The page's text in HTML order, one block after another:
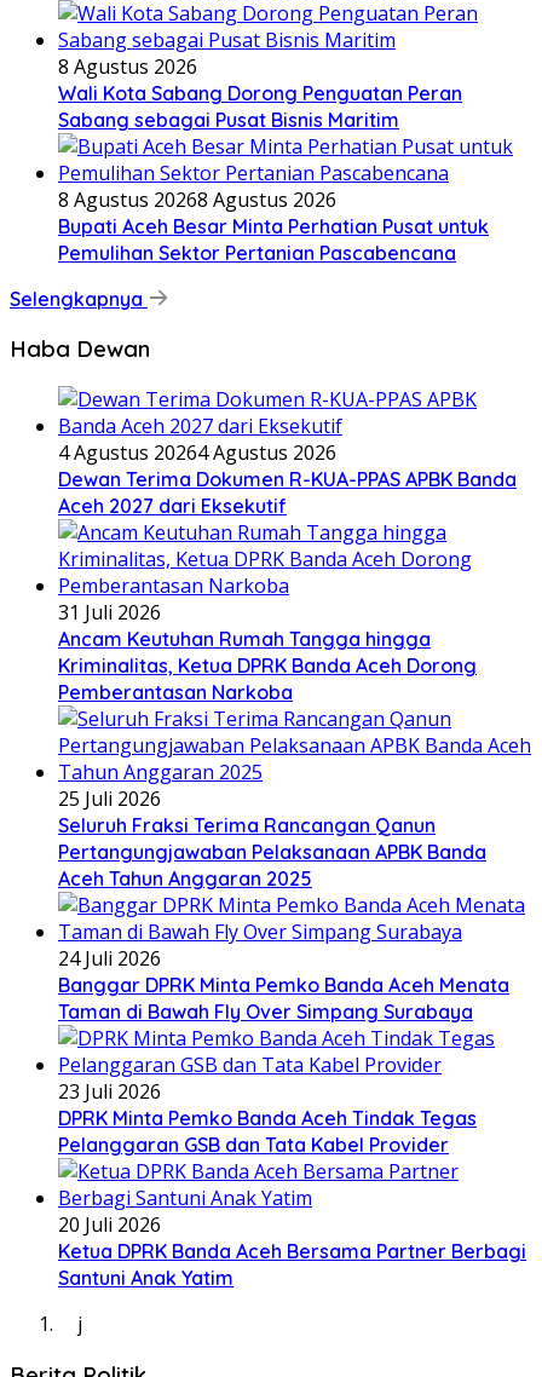
8 Agustus 2026
Wali Kota Sabang Dorong Penguatan Peran
Sabang sebagai Pusat Bisnis Maritim
8 Agustus 20268 Agustus 2026
Bupati Aceh Besar Minta Perhatian Pusat untuk
Pemulihan Sektor Pertanian Pascabencana
Selengkapnya
Haba Dewan
4 Agustus 20264 Agustus 2026
Dewan Terima Dokumen R-KUA-PPAS APBK Banda
Aceh 2027 dari Eksekutif
31 Juli 2026
Ancam Keutuhan Rumah Tangga hingga
Kriminalitas, Ketua DPRK Banda Aceh Dorong
Pemberantasan Narkoba
25 Juli 2026
Seluruh Fraksi Terima Rancangan Qanun
Pertangungjawaban Pelaksanaan APBK Banda
Aceh Tahun Anggaran 2025
24 Juli 2026
Banggar DPRK Minta Pemko Banda Aceh Menata
Taman di Bawah Fly Over Simpang Surabaya
23 Juli 2026
DPRK Minta Pemko Banda Aceh Tindak Tegas
Pelanggaran GSB dan Tata Kabel Provider
20 Juli 2026
Ketua DPRK Banda Aceh Bersama Partner Berbagi
Santuni Anak Yatim
j